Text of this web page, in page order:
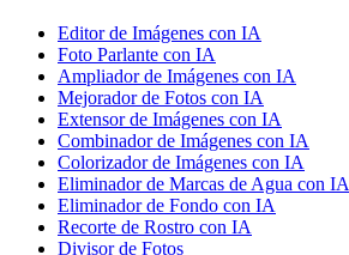
Editor de Imágenes con IA
Foto Parlante con IA
Ampliador de Imágenes con IA
Mejorador de Fotos con IA
Extensor de Imágenes con IA
Combinador de Imágenes con IA
Colorizador de Imágenes con IA
Eliminador de Marcas de Agua con IA
Eliminador de Fondo con IA
Recorte de Rostro con IA
Divisor de Fotos